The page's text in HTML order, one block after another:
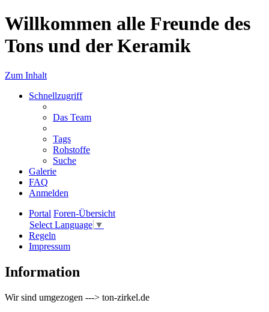
Willkommen alle Freunde des
Tons und der Keramik
Zum Inhalt
Schnellzugriff
Das Team
Tags
Rohstoffe
Suche
Galerie
FAQ
Anmelden
Portal Foren-Übersicht
Select Language ▼
Regeln
Impressum
Information
Wir sind umgezogen ---> ton-zirkel.de